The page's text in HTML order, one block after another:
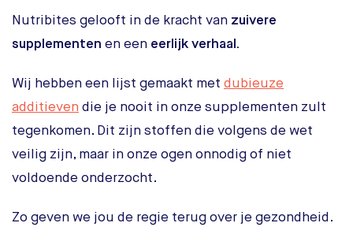
Nutribites gelooft in de kracht van zuivere
supplementen en een eerlijk verhaal.
Wij hebben een lijst gemaakt met dubieuze
additieven die je nooit in onze supplementen zult
tegenkomen. Dit zijn stoffen die volgens de wet
veilig zijn, maar in onze ogen onnodig of niet
voldoende onderzocht.
Zo geven we jou de regie terug over je gezondheid.